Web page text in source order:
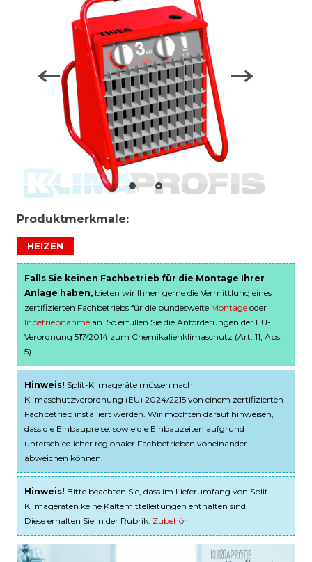
Produktmerkmale:
HEIZEN
Falls Sie keinen Fachbetrieb für die Montage Ihrer
Anlage haben, bieten wir Ihnen gerne die Vermittlung eines
zertifizierten Fachbetriebs für die bundesweite Montage oder
Inbetriebnahme an. So erfüllen Sie die Anforderungen der EU-
Verordnung 517/2014 zum Chemikalienklimaschutz (Art. 11, Abs.
5).
Hinweis! Split-Klimageräte müssen nach
Klimaschutzverordnung (EU) 2024/2215 von einem zertifizierten
Fachbetrieb installiert werden. Wir möchten darauf hinweisen,
dass die Einbaupreise, sowie die Einbauzeiten aufgrund
unterschiedlicher regionaler Fachbetrieben voneinander
abweichen können.
Hinweis! Bitte beachten Sie, dass im Lieferumfang von Split-
Klimageräten keine Kältemittelleitungen enthalten sind.
Diese erhalten Sie in der Rubrik: Zubehör